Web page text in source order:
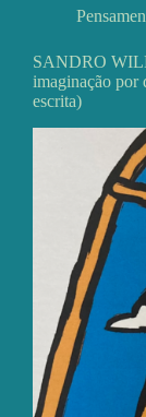
SANDRO
imaginação por
escrita)